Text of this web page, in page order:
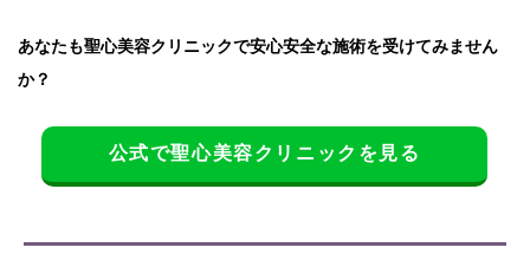
あなたも聖心美容クリニックで安心安全な施術を受けてみません
か？
公式で聖心美容クリニックを見る